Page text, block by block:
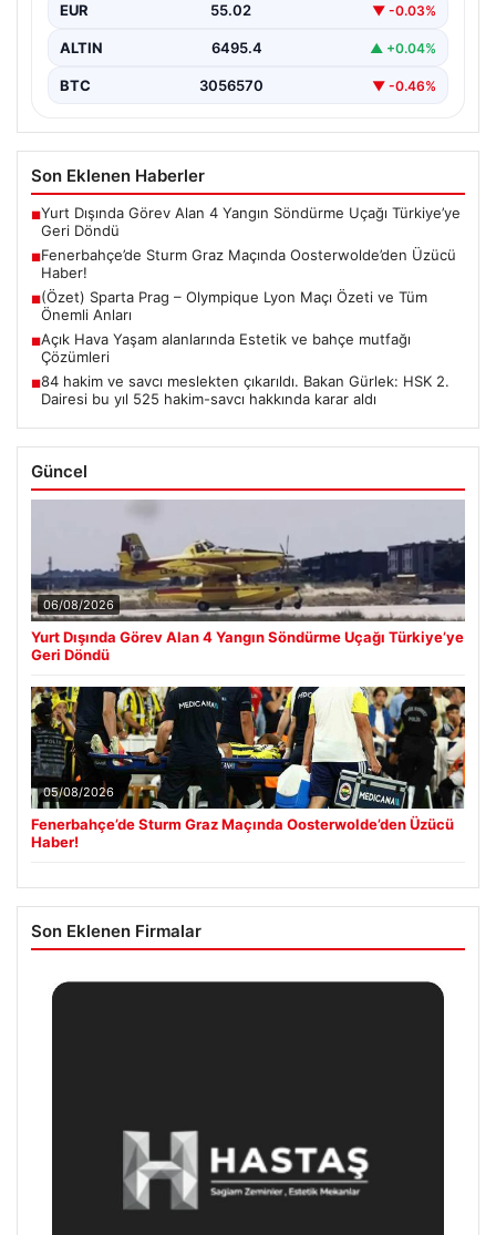
EUR 55.02 ▼ -0.03%
ALTIN 6495.4 ▲ +0.04%
BTC 3056570 ▼ -0.46%
Son Eklenen Haberler
■Yurt Dışında Görev Alan 4 Yangın Söndürme Uçağı Türkiye’ye
Geri Döndü
■Fenerbahçe’de Sturm Graz Maçında Oosterwolde’den Üzücü
Haber!
■(Özet) Sparta Prag – Olympique Lyon Maçı Özeti ve Tüm
Önemli Anları
■Açık Hava Yaşam alanlarında Estetik ve bahçe mutfağı
Çözümleri
■84 hakim ve savcı meslekten çıkarıldı. Bakan Gürlek: HSK 2.
Dairesi bu yıl 525 hakim-savcı hakkında karar aldı
Güncel
06/08/2026
Yurt Dışında Görev Alan 4 Yangın Söndürme Uçağı Türkiye’ye
Geri Döndü
05/08/2026
Fenerbahçe’de Sturm Graz Maçında Oosterwolde’den Üzücü
Haber!
Son Eklenen Firmalar